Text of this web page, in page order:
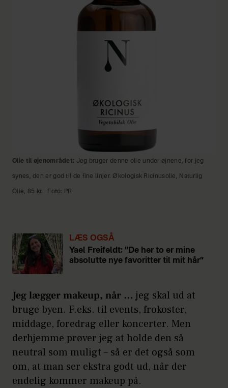
Olie til øjenområdet: Jeg bruger denne olie under øjnene, for jeg
synes, den er god til de fine linjer. Økologisk Ricinusolie, Naturlig
Olie, 85 kr. Foto: PR
LÆS OGSÅ
Yael Freifeldt: ”De her to er mine
absolutte nye favoritter til mit hår”
Jeg lægger makeup, når … jeg skal ud at
bruge byen. F.eks. til events, frokoster,
middage, foredrag eller koncerter. Men
derhjemme prøver jeg at holde den så
neutral som muligt – så er det også som
om, at man ser ekstra godt ud, når der
endelig kommer makeup på.